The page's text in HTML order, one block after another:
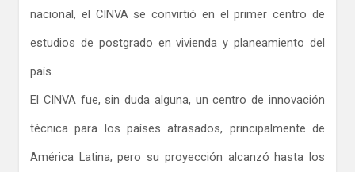
nacional, el CINVA se convirtió en el primer centro de
estudios de postgrado en vivienda y planeamiento del
país.
El CINVA fue, sin duda alguna, un centro de innovación
técnica para los países atrasados, principalmente de
América Latina, pero su proyección alcanzó hasta los